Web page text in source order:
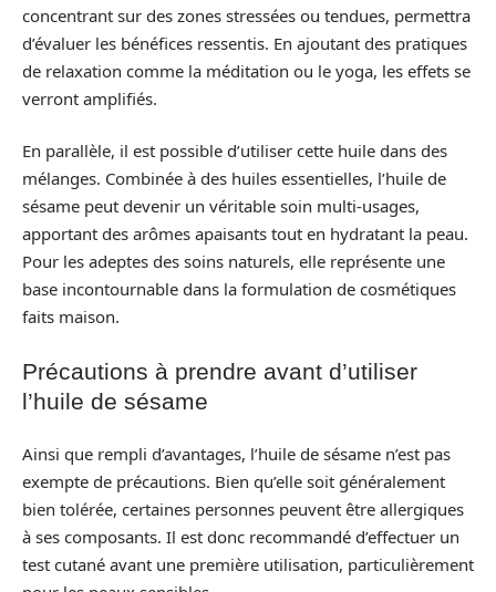
concentrant sur des zones stressées ou tendues, permettra
d’évaluer les bénéfices ressentis. En ajoutant des pratiques
de relaxation comme la méditation ou le yoga, les effets se
verront amplifiés.
En parallèle, il est possible d’utiliser cette huile dans des
mélanges. Combinée à des huiles essentielles, l’huile de
sésame peut devenir un véritable soin multi-usages,
apportant des arômes apaisants tout en hydratant la peau.
Pour les adeptes des soins naturels, elle représente une
base incontournable dans la formulation de cosmétiques
faits maison.
Précautions à prendre avant d’utiliser
l’huile de sésame
Ainsi que rempli d’avantages, l’huile de sésame n’est pas
exempte de précautions. Bien qu’elle soit généralement
bien tolérée, certaines personnes peuvent être allergiques
à ses composants. Il est donc recommandé d’effectuer un
test cutané avant une première utilisation, particulièrement